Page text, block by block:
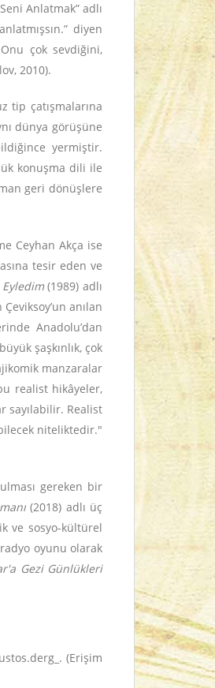
Anlatmak” adlı
diyen
çok sevdiğini,
2010).
tip çatışmalarına
dünya görüşüne
yermiştir.
konuşma dili ile
geri dönüşlere
Ceyhan Akça ise
tesir eden ve
(1989) adlı
anılan
Anadolu’dan
şaşkınlık, çok
manzaralar
realist hikâyeler,
sayılabilir. Realist
niteliktedir."
gereken bir
(2018) adlı üç
ve sosyo-kültürel
oyunu olarak
Gezi Günlükleri
(Erişim